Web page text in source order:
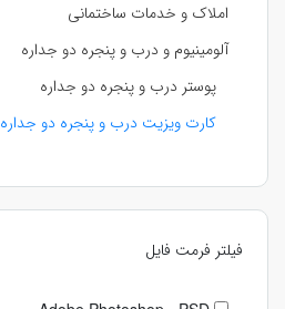
املاک و خدمات ساختمانی
آلومینیوم و درب و پنجره دو جداره
پوستر درب و پنجره دو جداره
کارت ویزیت درب و پنجره دو جداره
فیلتر فرمت فایل